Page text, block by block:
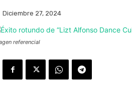
Diciembre 27, 2024
referencial